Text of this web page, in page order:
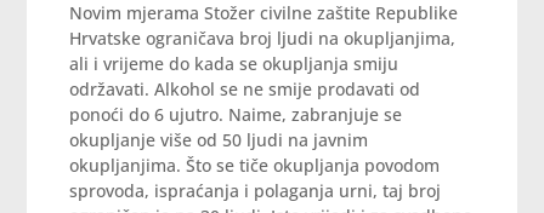
Novim mjerama Stožer civilne zaštite Republike
Hrvatske ograničava broj ljudi na okupljanjima,
ali i vrijeme do kada se okupljanja smiju
održavati. Alkohol se ne smije prodavati od
ponoći do 6 ujutro. Naime, zabranjuje se
okupljanje više od 50 ljudi na javnim
okupljanjima. Što se tiče okupljanja povodom
sprovoda, ispraćanja i polaganja urni, taj broj